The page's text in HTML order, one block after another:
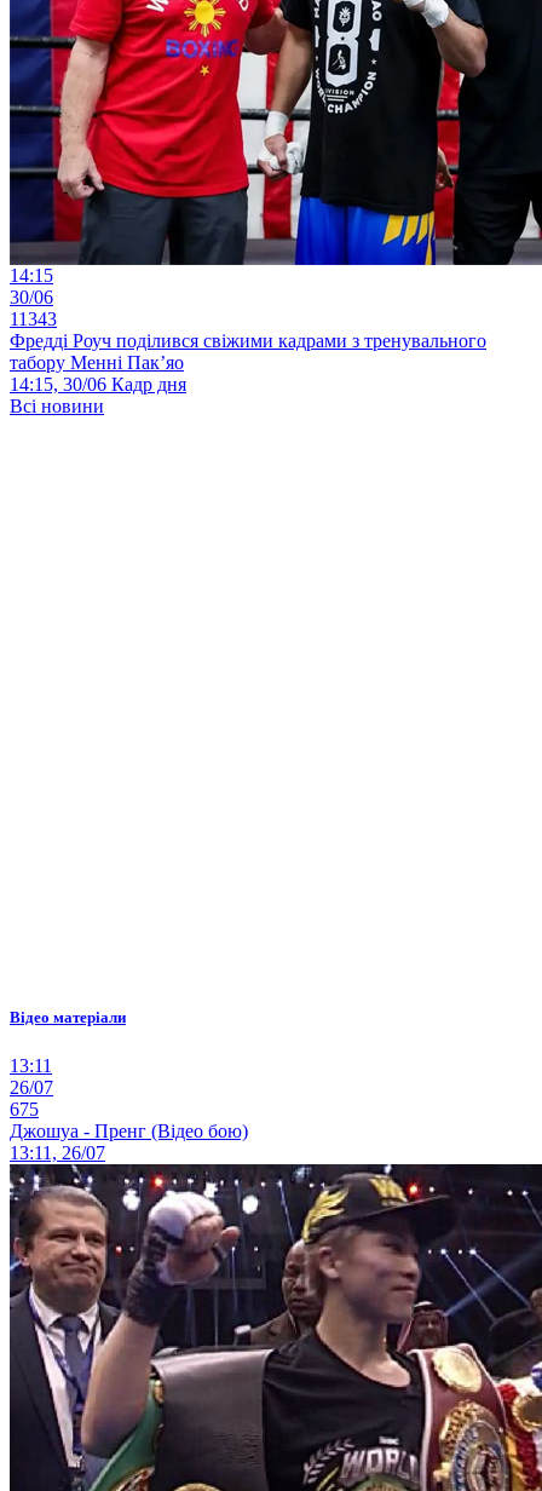
14:15
30/06
11343
Фредді Роуч поділився свіжими кадрами з тренувального
табору Менні Пак’яо
14:15, 30/06 Кадр дня
Всі новини
Відео матеріали
13:11
26/07
675
Джошуа - Пренг (Відео бою)
13:11, 26/07